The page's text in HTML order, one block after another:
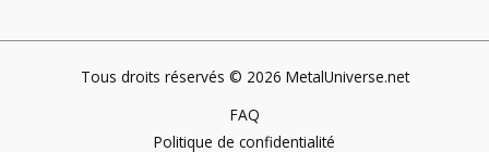
Tous droits réservés © 2026 MetalUniverse.net
FAQ
Politique de confidentialité